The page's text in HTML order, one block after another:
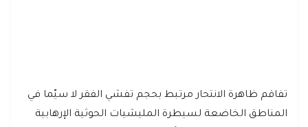
تفاقم ظاهرة الانتحار مرتبط بحجم تفشي الفقر لا سيّما في
المناطق الخاضعة لسيطرة المليشيات الحوثية الإرهابية